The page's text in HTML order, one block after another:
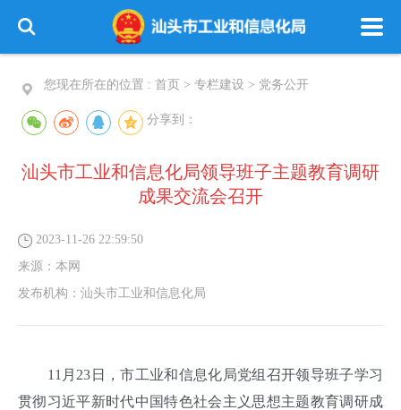
您现在所在的位置 : 首页 > 专栏建设 > 党务公开
分享到：
汕头市工业和信息化局领导班子主题教育调研
成果交流会召开
2023-11-26 22:59:50
来源： 本网
发布机构： 汕头市工业和信息化局
11月23日，市工业和信息化局党组召开领导班子学习
贯彻习近平新时代中国特色社会主义思想主题教育调研成